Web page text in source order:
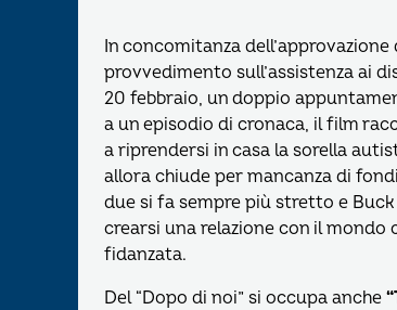
In concomitanza
provvedimento sull’assistenza ai
20 febbraio, un doppio
a un episodio di cronaca, il film
a riprendersi in casa la sorella
allora chiude per mancanza di
due si fa sempre più stretto e
crearsi una relazione con il
fidanzata.
Del “Dopo di noi” si occupa anche